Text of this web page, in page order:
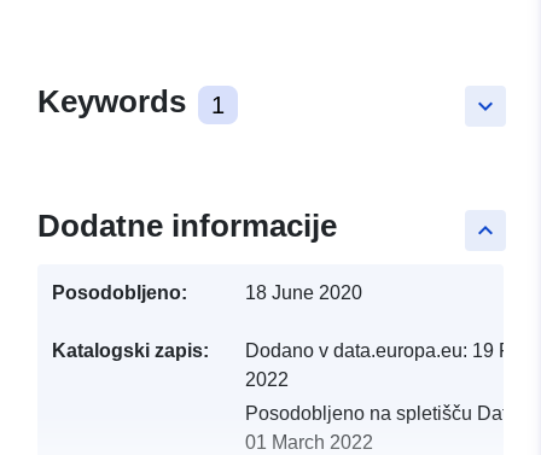
keyboard_arrow_down
Keywords 1
keyboard_arrow_up
Dodatne informacije
Posodobljeno: 18 June 2020
Katalogski zapis: Dodano v data.europa.eu: 19
2022
Posodobljeno na spletišču
01 March 2022